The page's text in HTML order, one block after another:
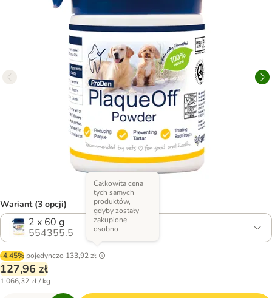
Wariant (3 opcji)
2 x 60 g
554355.5
-4.45% pojedynczo 133,92 zł
Całkowita cena
tych samych
produktów,
gdyby zostały
zakupione
osobno
127,96 zł
1 066,32 zł / kg